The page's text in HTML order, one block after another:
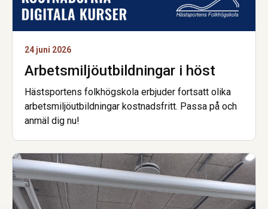
24 juni 2026
Arbetsmiljö­utbildningar i höst
Hästsportens folkhögskola erbjuder fortsatt olika
arbetsmiljöutbildningar kostnadsfritt. Passa på och
anmäl dig nu!